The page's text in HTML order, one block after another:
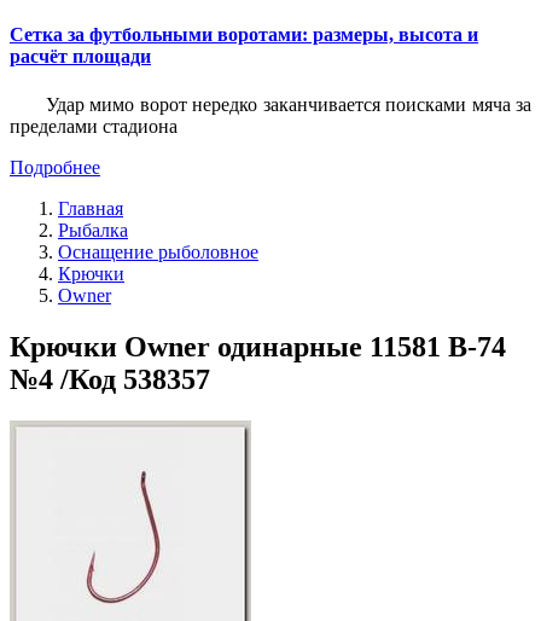
Сетка за футбольными воротами: размеры, высота и
расчёт площади
Удар мимо ворот нередко заканчивается поисками мяча за
пределами стадиона
Подробнее
Главная
Рыбалка
Оснащение рыболовное
Крючки
Owner
Крючки Owner одинарные 11581 B-74
№4 /Код 538357